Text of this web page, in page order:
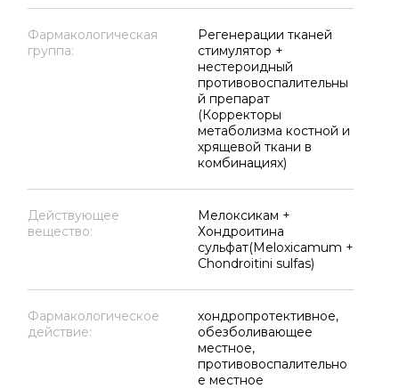
Фармакологическая
группа:
Регенерации тканей
стимулятор +
нестероидный
противовоспалительны
й препарат
(Корректоры
метаболизма костной и
хрящевой ткани в
комбинациях)
Действующее
вещество:
Мелоксикам +
Хондроитина
сульфат(Meloxicamum +
Chondroitini sulfas)
Фармакологическое
действие:
хондропротективное,
обезболивающее
местное,
противовоспалительно
е местное